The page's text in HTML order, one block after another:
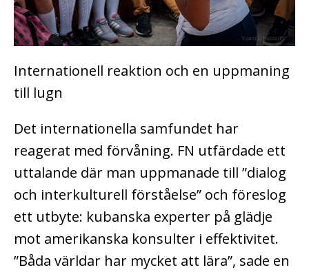
Internationell reaktion och en uppmaning
till lugn
Det internationella samfundet har
reagerat med förvåning. FN utfärdade ett
uttalande där man uppmanade till ”dialog
och interkulturell förståelse” och föreslog
ett utbyte: kubanska experter på glädje
mot amerikanska konsulter i effektivitet.
”Båda världar har mycket att lära”, sade en